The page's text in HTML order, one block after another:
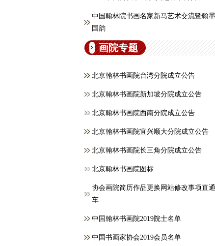
中国翰林院书画名家新马艺术交流暨翰墨
国韵
画院专题
北京翰林书画院台湾分院成立公告
北京翰林书画院新加坡分院成立公告
北京翰林书画院西南分院成立公告
北京翰林书画院宜兴顺大分院成立公告
北京翰林书画院长三角分院成立公告
北京翰林书画院图标
协会画院简历作品更换网站修改事项直通
车
中国翰林书画院2019院士名单
中国书画家协会2019会员名单